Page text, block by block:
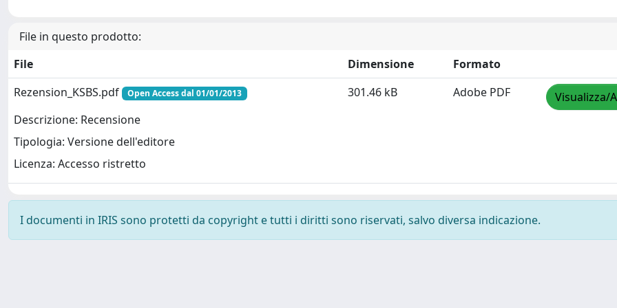
File in questo prodotto:
File
Dimensione
Formato
Rezension_KSBS.pdf
Open Access dal 01/01/2013
Descrizione: Recensione
Tipologia: Versione dell'editore
Licenza: Accesso ristretto
301.46 kB Adobe PDF Visualizza/
I documenti in IRIS sono protetti da copyright e tutti i diritti sono riservati, salvo diversa indicazione.